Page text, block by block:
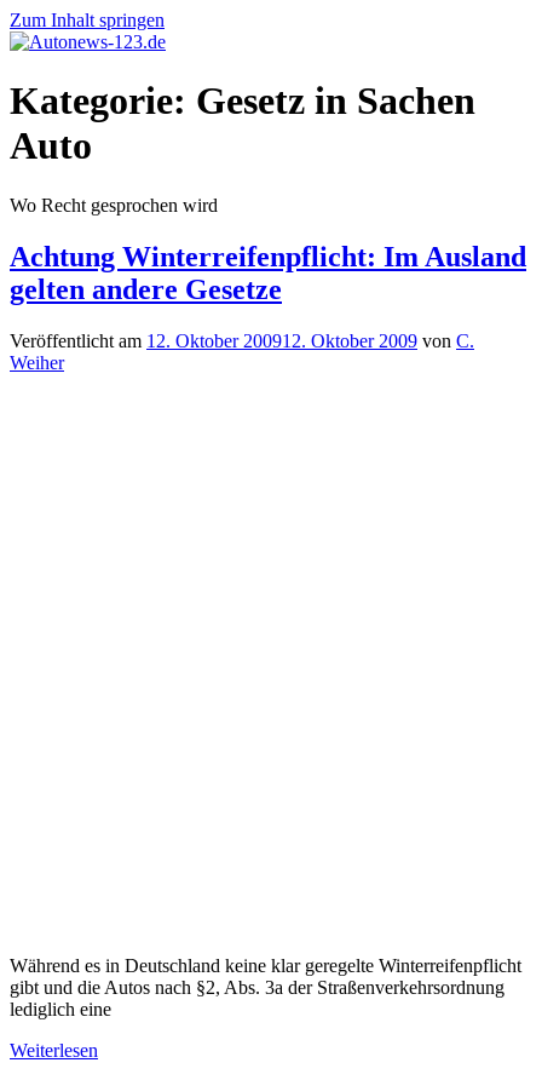
Zum Inhalt springen
123.de
mit
Kategorie: Gesetz in Sachen
Auto
Wo Recht gesprochen wird
Achtung Winterreifenpflicht: Im Ausland
gelten andere Gesetze
Veröffentlicht am 12. Oktober 200912. Oktober 2009 von C.
Weiher
Während es in Deutschland keine klar geregelte Winterreifenpflicht
gibt und die Autos nach §2, Abs. 3a der Straßenverkehrsordnung
lediglich eine
Weiterlesen